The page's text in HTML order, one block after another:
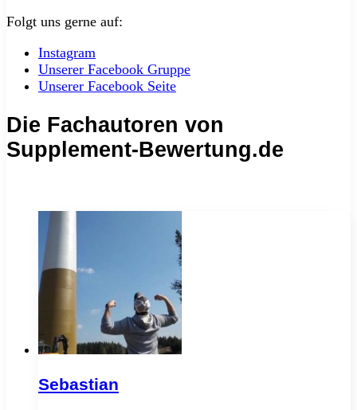
Folgt uns gerne auf:
Instagram
Unserer Facebook Gruppe
Unserer Facebook Seite
Die Fachautoren von
Supplement-Bewertung.de
Sebastian